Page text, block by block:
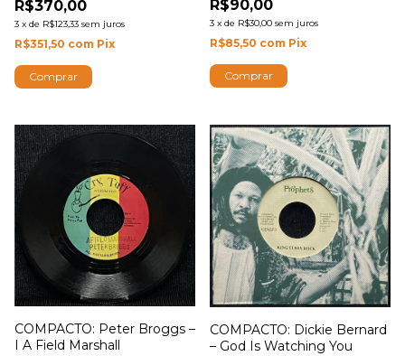
R$370,00
3 x de R$123,33 sem juros
R$351,50 com Pix
R$90,00
3 x de R$30,00 sem juros
R$85,50 com Pix
COMPACTO: Peter Broggs –
I A Field Marshall
COMPACTO: Dickie Bernard
– God Is Watching You